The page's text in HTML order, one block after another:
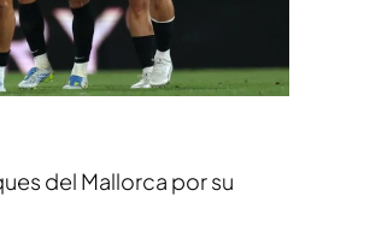
del Mallorca por su